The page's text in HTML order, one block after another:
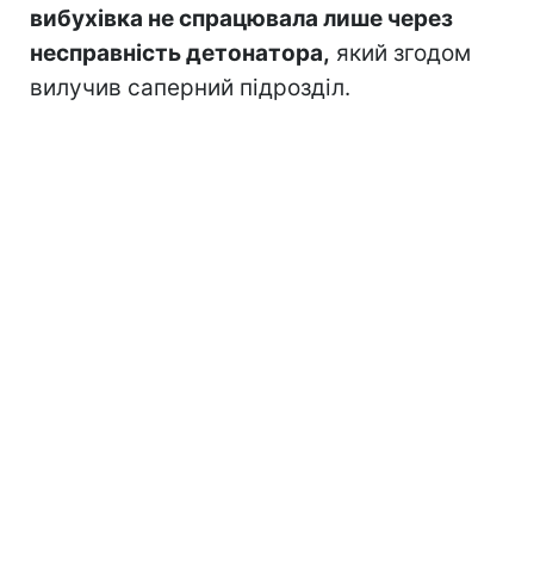
вибухівка не спрацювала лише через
несправність детонатора, який згодом
вилучив саперний підрозділ.